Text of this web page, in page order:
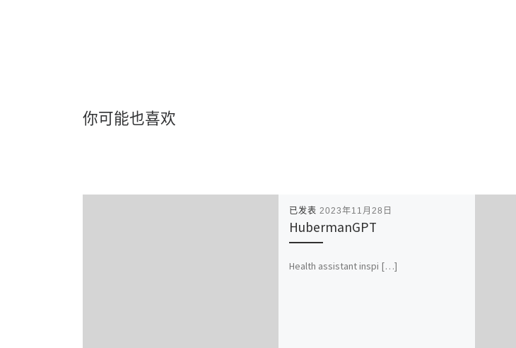
你可能也喜欢
已发表 2023年11月28日
HubermanGPT
Health assistant inspi […]